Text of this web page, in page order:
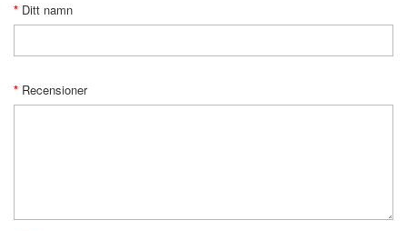
Ditt namn
Recensioner